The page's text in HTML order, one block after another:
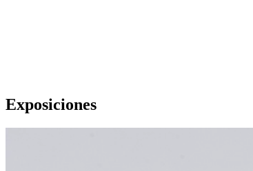
Exposiciones